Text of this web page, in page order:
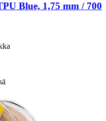
Blue, 1,75 mm / 700